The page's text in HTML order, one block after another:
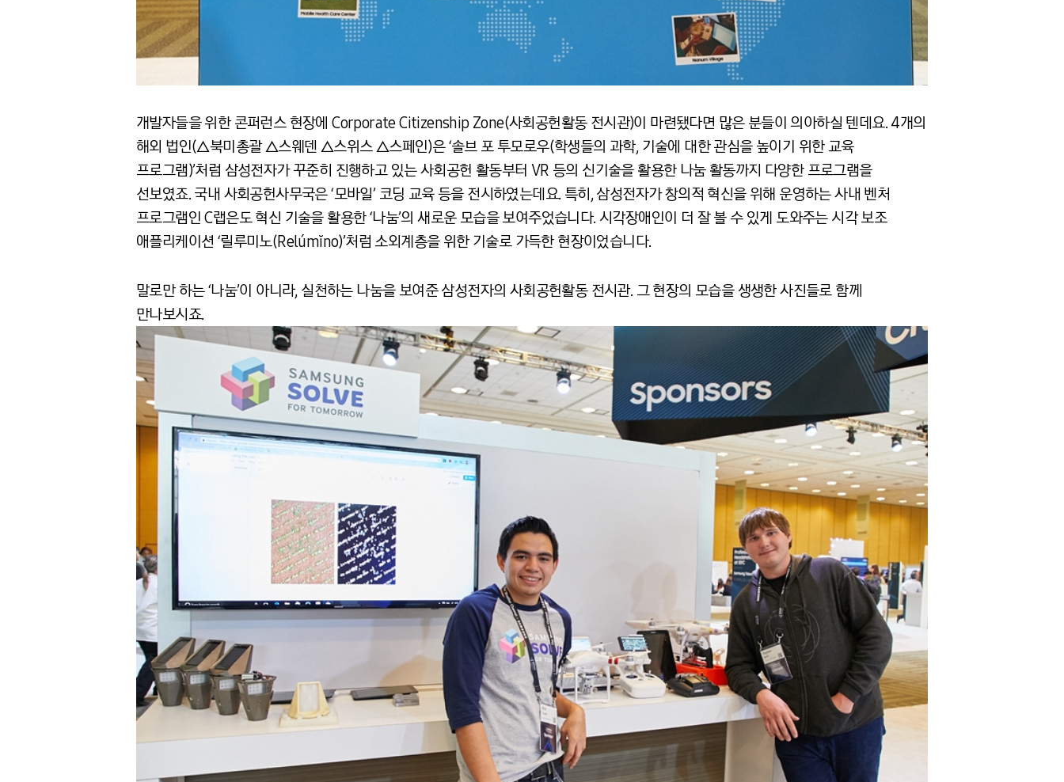
개발자들을 위한 콘퍼런스 현장에 Corporate Citizenship Zone(사회공헌활동 전시관)이 마련됐다면 많은 분들이 의아하실 텐데요. 4개의
해외 법인(△북미총괄 △스웨덴 △스위스 △스페인)은 ‘솔브 포 투모로우(학생들의 과학, 기술에 대한 관심을 높이기 위한 교육
프로그램)’처럼 삼성전자가 꾸준히 진행하고 있는 사회공헌 활동부터 VR 등의 신기술을 활용한 나눔 활동까지 다양한 프로그램을
선보였죠. 국내 사회공헌사무국은 ‘모바일’ 코딩 교육 등을 전시하였는데요. 특히, 삼성전자가 창의적 혁신을 위해 운영하는 사내 벤처
프로그램인 C랩은도 혁신 기술을 활용한 ‘나눔’의 새로운 모습을 보여주었습니다. 시각장애인이 더 잘 볼 수 있게 도와주는 시각 보조
애플리케이션 ‘릴루미노(Relúmĭno)’처럼 소외계층을 위한 기술로 가득한 현장이었습니다.
말로만 하는 ‘나눔’이 아니라, 실천하는 나눔을 보여준 삼성전자의 사회공헌활동 전시관. 그 현장의 모습을 생생한 사진들로 함께
만나보시죠.